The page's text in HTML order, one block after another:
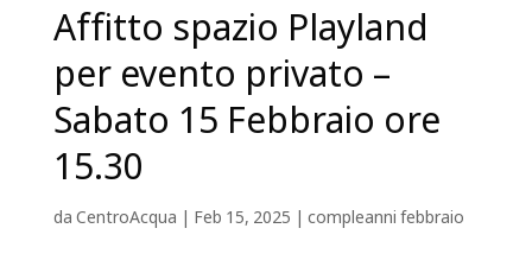
Affitto spazio Playland
per evento privato –
Sabato 15 Febbraio ore
15.30
daCentroAcqua | Feb 15, 2025 | compleanni febbraio